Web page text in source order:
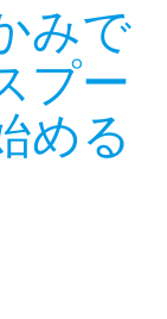
みで
プー
める